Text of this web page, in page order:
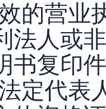
的营业
法人或
书复印
定代表